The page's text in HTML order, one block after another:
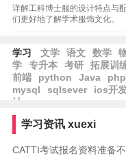
详解工科博士服的设计特点与
们更好地了解学术服饰文化。
学习 文学 语文 数学
学
专升本 考研 拓展训
前端
python Java php
mysql
sqlsever ios开
计
学习资讯 xuexi
CATTI考试报名资料准备